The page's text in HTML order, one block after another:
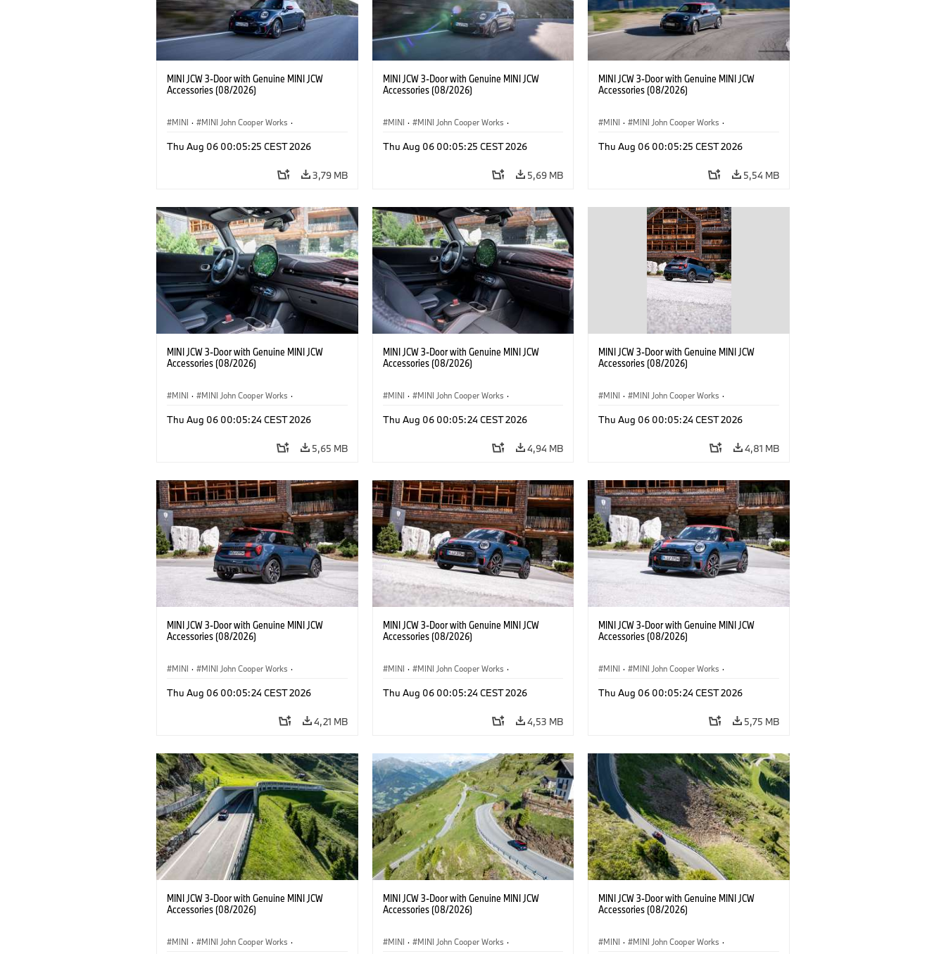
MINI JCW 3-Door with Genuine MINI JCW
Accessories (08/2026)
MINI · MINI John Cooper Works ·
Extras Opcionais, Acessórios
Thu Aug 06 00:05:25 CEST 2026
3,79 MB
MINI JCW 3-Door with Genuine MINI JCW
Accessories (08/2026)
MINI · MINI John Cooper Works ·
Extras Opcionais, Acessórios
Thu Aug 06 00:05:25 CEST 2026
5,69 MB
MINI JCW 3-Door with Genuine MINI JCW
Accessories (08/2026)
MINI · MINI John Cooper Works ·
Extras Opcionais, Acessórios
Thu Aug 06 00:05:25 CEST 2026
5,54 MB
MINI JCW 3-Door with Genuine MINI JCW
Accessories (08/2026)
MINI · MINI John Cooper Works ·
Extras Opcionais, Acessórios
Thu Aug 06 00:05:24 CEST 2026
5,65 MB
MINI JCW 3-Door with Genuine MINI JCW
Accessories (08/2026)
MINI · MINI John Cooper Works ·
Extras Opcionais, Acessórios
Thu Aug 06 00:05:24 CEST 2026
4,94 MB
MINI JCW 3-Door with Genuine MINI JCW
Accessories (08/2026)
MINI · MINI John Cooper Works ·
Extras Opcionais, Acessórios
Thu Aug 06 00:05:24 CEST 2026
4,81 MB
MINI JCW 3-Door with Genuine MINI JCW
Accessories (08/2026)
MINI · MINI John Cooper Works ·
Extras Opcionais, Acessórios
Thu Aug 06 00:05:24 CEST 2026
4,21 MB
MINI JCW 3-Door with Genuine MINI JCW
Accessories (08/2026)
MINI · MINI John Cooper Works ·
Extras Opcionais, Acessórios
Thu Aug 06 00:05:24 CEST 2026
4,53 MB
MINI JCW 3-Door with Genuine MINI JCW
Accessories (08/2026)
MINI · MINI John Cooper Works ·
Extras Opcionais, Acessórios
Thu Aug 06 00:05:24 CEST 2026
5,75 MB
MINI JCW 3-Door with Genuine MINI JCW
Accessories (08/2026)
MINI · MINI John Cooper Works ·
MINI JCW 3-Door with Genuine MINI JCW
Accessories (08/2026)
MINI · MINI John Cooper Works ·
MINI JCW 3-Door with Genuine MINI JCW
Accessories (08/2026)
MINI · MINI John Cooper Works ·